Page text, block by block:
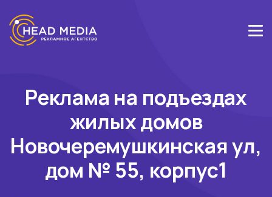
Реклама на подъездах
жилых домов
Новочеремушкинская ул,
дом № 55, корпус1